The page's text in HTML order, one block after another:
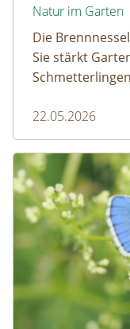
Natur im Garten
Die
Sie stärkt
Wer sie im
Artenvielfalt.
22.05.2026
Schmetterling des